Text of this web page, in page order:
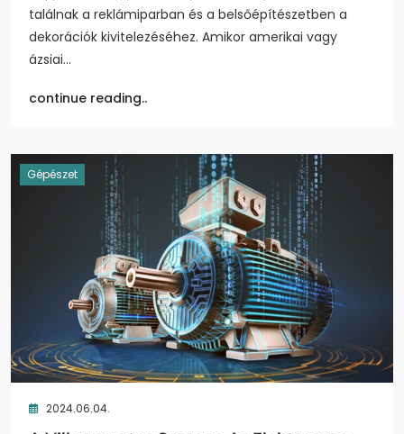
találnak a reklámiparban és a belsőépítészetben a
dekorációk kivitelezéséhez. Amikor amerikai vagy
ázsiai…
continue reading..
Gépészet
2024.06.04.